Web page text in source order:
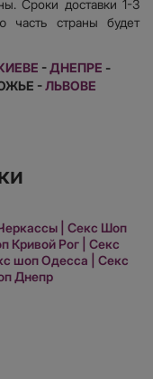
Сроки доставки 1-3
часть страны будет
-ДНЕПРЕ -
-ЛЬВОВЕ
Секс Шоп
Кривой Рог
Секс
шоп Одесса
Секс
Днепр